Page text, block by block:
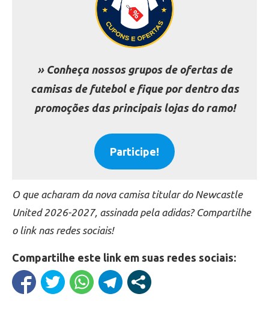
» Conheça nossos grupos de ofertas de
camisas de futebol e fique por dentro das
promoções das principais lojas do ramo!
Participe!
O que acharam da nova camisa titular do Newcastle
United 2026-2027, assinada pela adidas? Compartilhe
o link nas redes sociais!
Compartilhe este link em suas redes sociais: